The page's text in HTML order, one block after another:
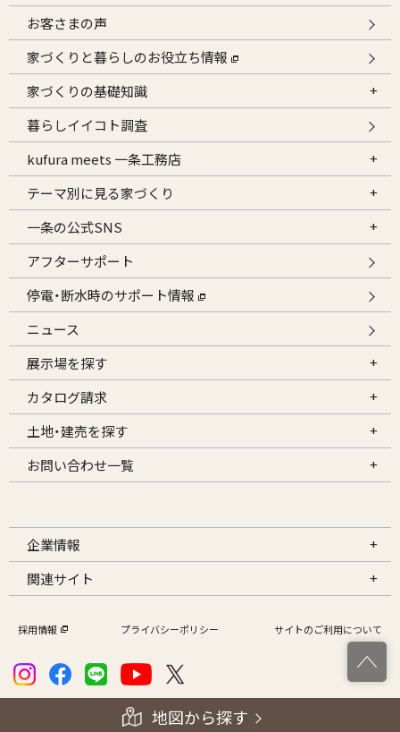
地図から探す
お客さまの声
家づくりと暮らしのお役立ち情報
家づくりの基礎知識
暮らしイイコト調査
kufura meets 一条工務店
テーマ別に見る家づくり
一条の公式SNS
アフターサポート
停電・断水時のサポート情報
ニュース
展示場を探す
カタログ請求
土地・建売を探す
お問い合わせ一覧
企業情報
関連サイト
採用情報 プライバシーポリシー サイトのご利用について
Copyright ICHIJO Co.,Ltd. All rights reserved.